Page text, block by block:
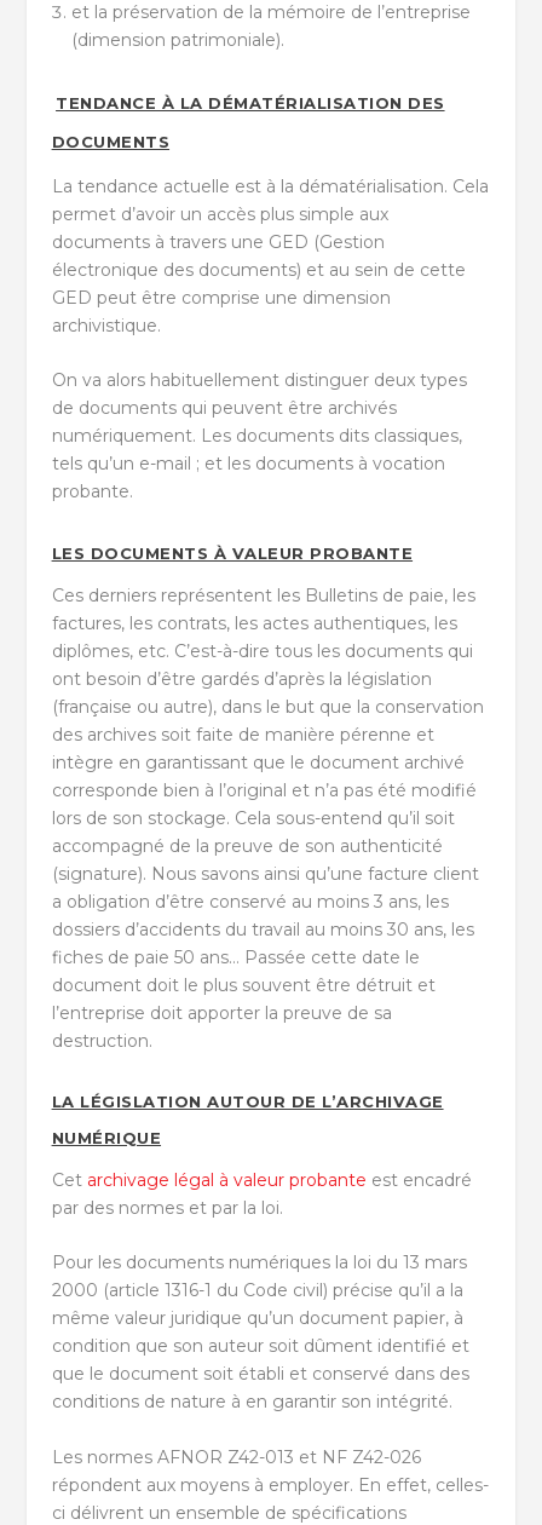
et la préservation de la mémoire de l’entreprise
(dimension patrimoniale).
TENDANCE À LA DÉMATÉRIALISATION DES
DOCUMENTS
La tendance actuelle est à la dématérialisation. Cela
permet d’avoir un accès plus simple aux
documents à travers une GED (Gestion
électronique des documents) et au sein de cette
GED peut être comprise une dimension
archivistique.
On va alors habituellement distinguer deux types
de documents qui peuvent être archivés
numériquement. Les documents dits classiques,
tels qu’un e-mail ; et les documents à vocation
probante.
LES DOCUMENTS À VALEUR PROBANTE
Ces derniers représentent les Bulletins de paie, les
factures, les contrats, les actes authentiques, les
diplômes, etc. C’est-à-dire tous les documents qui
ont besoin d’être gardés d’après la législation
(française ou autre), dans le but que la conservation
des archives soit faite de manière pérenne et
intègre en garantissant que le document archivé
corresponde bien à l’original et n’a pas été modifié
lors de son stockage. Cela sous-entend qu’il soit
accompagné de la preuve de son authenticité
(signature). Nous savons ainsi qu’une facture client
a obligation d’être conservé au moins 3 ans, les
dossiers d’accidents du travail au moins 30 ans, les
fiches de paie 50 ans… Passée cette date le
document doit le plus souvent être détruit et
l’entreprise doit apporter la preuve de sa
destruction.
LA LÉGISLATION AUTOUR DE L’ARCHIVAGE
NUMÉRIQUE
Cet archivage légal à valeur probante est encadré
par des normes et par la loi.
Pour les documents numériques la loi du 13 mars
2000 (article 1316-1 du Code civil) précise qu’il a la
même valeur juridique qu’un document papier, à
condition que son auteur soit dûment identifié et
que le document soit établi et conservé dans des
conditions de nature à en garantir son intégrité.
Les normes AFNOR Z42-013 et NF Z42-026
répondent aux moyens à employer. En effet, celles-
ci délivrent un ensemble de spécifications